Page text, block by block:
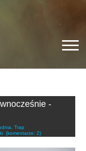
-
, Trap
(komentarze: 2)